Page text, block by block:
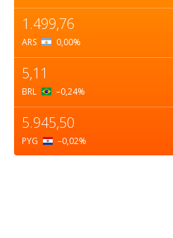
1.499,76
ARS 0,00%
5,11
BRL –0,24%
5.945,50
PYG –0,02%